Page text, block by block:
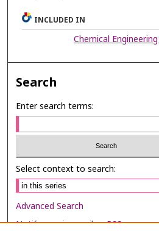
INCLUDED IN
Chemical
Search
Enter search terms:
Select context to search:
Advanced Search
Notify me via email orRSS